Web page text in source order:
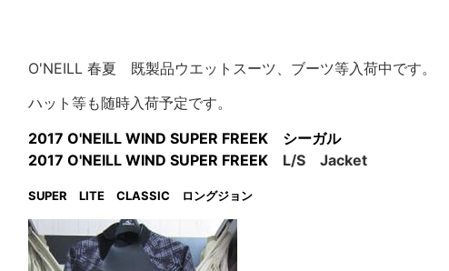
O'NEILL 春夏 既製品ウエットスーツ、ブーツ等入荷中です。
ハット等も随時入荷予定です。
2017 O'NEILL WIND SUPER FREEK シーガル
2017 O'NEILL WIND SUPER FREEK L/S Jacket
SUPER LITE CLASSIC ロングジョン